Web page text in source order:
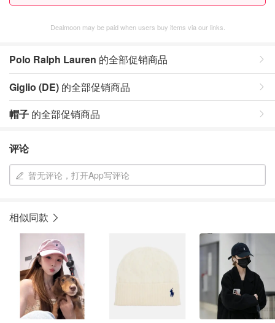
Dealmoon may be paid when users buy items via our links.
Polo Ralph Lauren 的全部促销商品
Giglio (DE) 的全部促销商品
帽子 的全部促销商品
评论
暂无评论，打开App写评论
相似同款